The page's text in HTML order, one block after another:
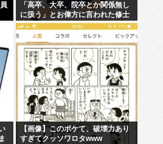
「高卒、大卒、院卒とか関係無し
に扱う」とお偉方に言われた修士
卒の女の子が...
【画像】このボケて、破壊力あり
すぎてクッソワロタwww